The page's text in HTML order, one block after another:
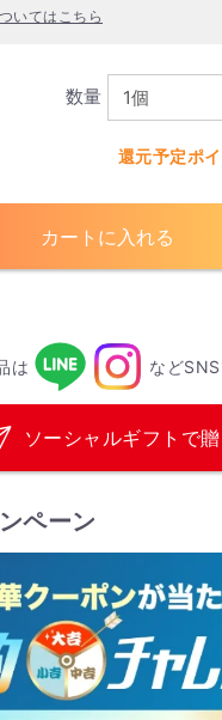
いてはこちら
数量
還元予定ポ
カートに入れる
は など
ソーシャルギフトで
ペーン